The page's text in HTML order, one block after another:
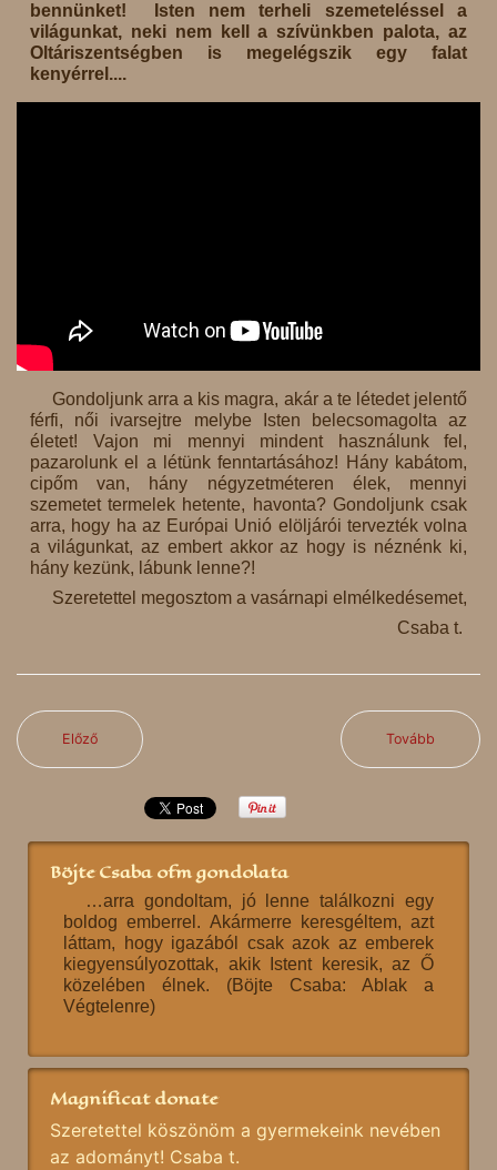
bennünket! Isten nem terheli szemeteléssel a
világunkat, neki nem kell a szívünkben palota, az
Oltáriszentségben is megelégszik egy falat
kenyérrel....
Gondoljunk arra a kis magra, akár a te létedet jelentő
férfi, női ivarsejtre melybe Isten belecsomagolta az
életet! Vajon mi mennyi mindent használunk fel,
pazarolunk el a létünk fenntartásához! Hány kabátom,
cipőm van, hány négyzetméteren élek, mennyi
szemetet termelek hetente, havonta? Gondoljunk csak
arra, hogy ha az Európai Unió elöljárói tervezték volna
a világunkat, az embert akkor az hogy is néznénk ki,
hány kezünk, lábunk lenne?!
Szeretettel megosztom a vasárnapi elmélkedésemet,
Csaba t.
Előző Tovább
Böjte Csaba ofm gondolata
…arra gondoltam, jó lenne találkozni egy
boldog emberrel. Akármerre keresgéltem, azt
láttam, hogy igazából csak azok az emberek
kiegyensúlyozottak, akik Istent keresik, az Ő
közelében élnek. (Böjte Csaba: Ablak a
Végtelenre)
Magnificat donate
Szeretettel köszönöm a gyermekeink nevében
az adományt! Csaba t.